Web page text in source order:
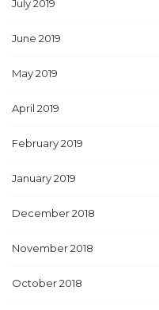
July 2019
June 2019
May 2019
April 2019
February 2019
January 2019
December 2018
November 2018
October 2018